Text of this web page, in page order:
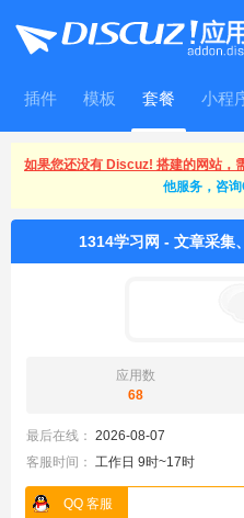
插件 模板 套餐 小程
WitFrame
如果您还没有 Discuz! 搭建的网站，
他服务，咨
1314学习网 - 文章采集
应用数
68
最后在线： 2026-08-07
客服时间： 工作日 9时~17时
QQ 客服